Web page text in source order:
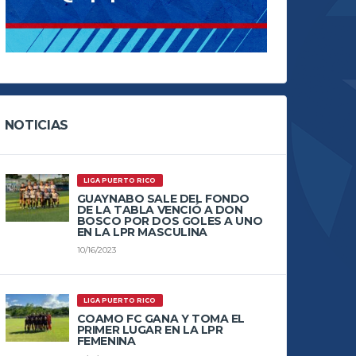
NOTICIAS
LIGA PUERTO RICO
GUAYNABO SALE DEL FONDO
DE LA TABLA VENCIÓ A DON
BOSCO POR DOS GOLES A UNO
EN LA LPR MASCULINA
10/16/2023
LIGA PUERTO RICO
COAMO FC GANA Y TOMA EL
PRIMER LUGAR EN LA LPR
FEMENINA